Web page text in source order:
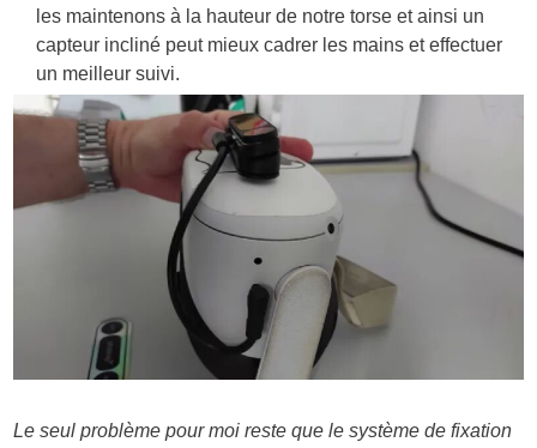
les maintenons à la hauteur de notre torse et ainsi un
capteur incliné peut mieux cadrer les mains et effectuer
un meilleur suivi.
Le seul problème pour moi reste que le système de fixation